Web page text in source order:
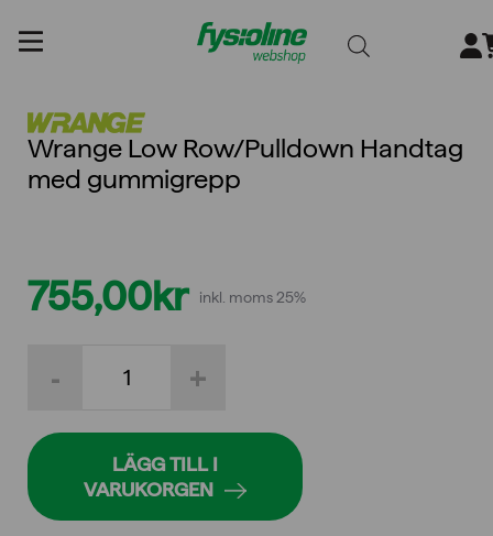
innehållet
Wrange Low Row/Pulldown Handtag
med gummigrepp
755,00kr inkl. moms 25%
+
med
gummigrepp
-
LÄGG TILL I
VARUKORGEN